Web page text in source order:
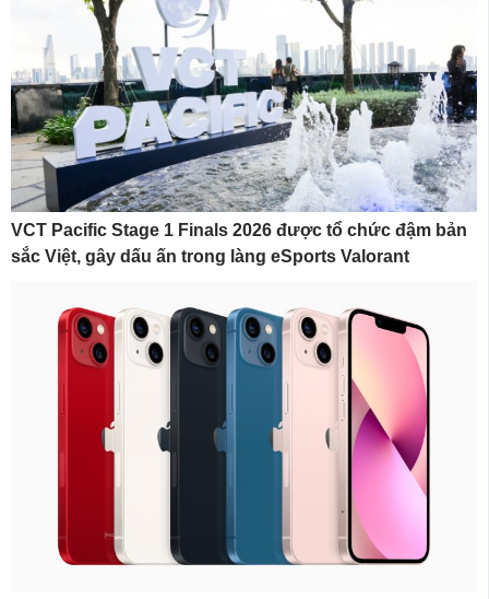
VCT Pacific Stage 1 Finals 2026 được tổ chức đậm bản
sắc Việt, gây dấu ấn trong làng eSports Valorant